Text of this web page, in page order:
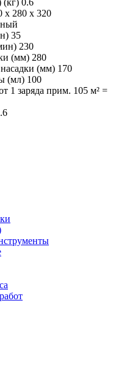
280 x 320
35
230
(мм) 280
(мм) 170
(мл) 100
1 заряда прим. 105 м² =